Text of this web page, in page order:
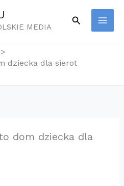
MEDIA
Szukaj
dziecka dla sierot
dom dziecka dla